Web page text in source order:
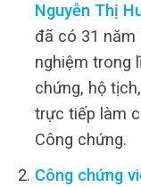
Nguyễn Thị
đã có 31 năm
nghiệm trong
chứng, hộ
trực tiếp làm
Công chứng.
Công chứng